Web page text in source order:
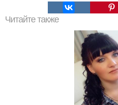
Читайте также